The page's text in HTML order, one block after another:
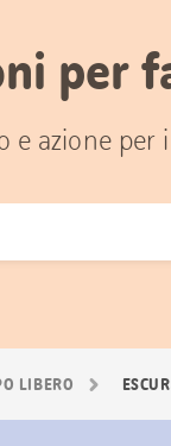
per
azione per
LIBERO